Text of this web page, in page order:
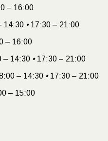
– 16:00
14:30 •17:30 – 21:00
– 16:00
– 14:30 •17:30 – 21:00
– 14:30 •17:30 – 21:00
– 15:00